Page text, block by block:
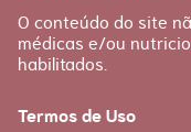
O conteúdo do site
médicas e/ou
habilitados.
Termos de Uso